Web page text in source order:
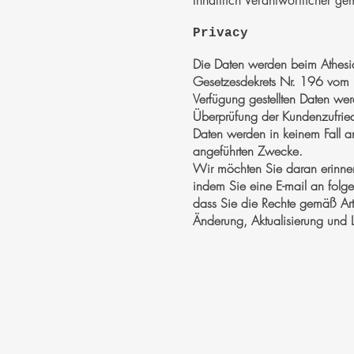
Privacy
Die Daten werden beim
Gesetzesdekrets Nr. 196
Verfügung gestellten Daten
Überprüfung der
Daten werden in keinem Fall
angeführten Zwecke.
Wir möchten Sie daran
indem Sie eine E-mail an
dass Sie die Rechte gemäß
Änderung, Aktualisierung und